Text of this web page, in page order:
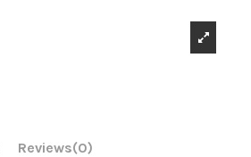
Reviews(0)